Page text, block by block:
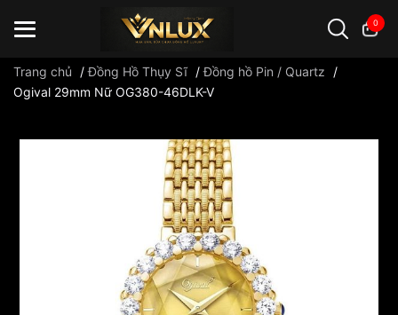
0
Trang chủ /Đồng Hồ Thụy Sĩ /Đồng hồ Pin / Quartz
/
Ogival 29mm Nữ OG380-46DLK-V